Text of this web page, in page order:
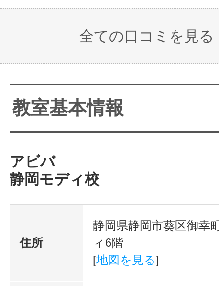
全ての口コミを見る
教室基本情報
アビバ
静岡モディ校
住所
静岡県静岡市葵区御幸
ィ6階
[地図を見る]